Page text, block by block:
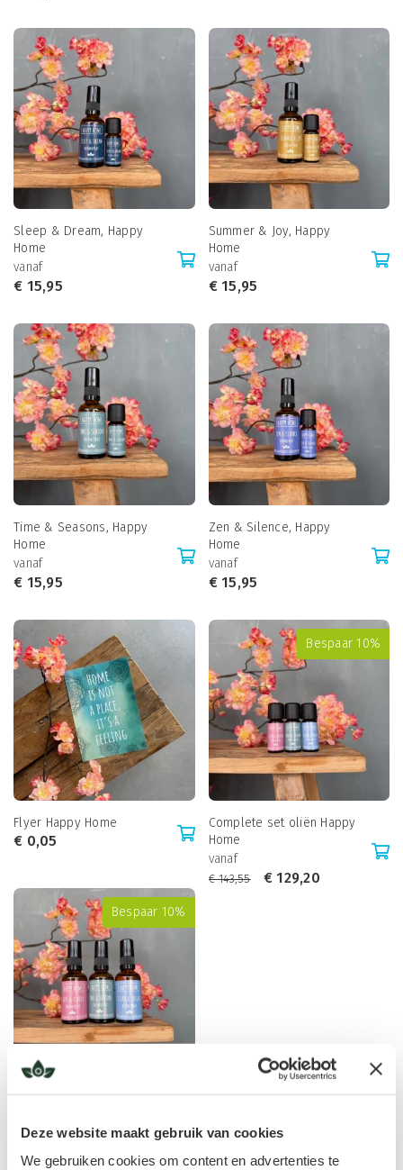
Deze website maakt gebruik van cookies
We gebruiken cookies om content en advertenties te
Sleep & Dream, Happy
Home
vanaf
€ 15,95
Summer & Joy, Happy
Home
vanaf
€15,95
Time & Seasons, Happy
Home
vanaf
€ 15,95
Zen & Silence, Happy
Home
vanaf
€15,95
Flyer Happy Home
€ 0,05
Bespaar 10%
Complete set oliën Happy
Home
vanaf
€143,55 € 129,20
Bespaar 10%
Complete set roomsprays
vanaf